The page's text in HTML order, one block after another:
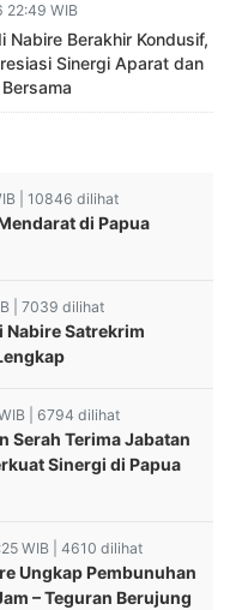
WIB
Nabire Berakhir Kondusif,
Sinergi Aparat dan
| 10846 dilihat
di Papua
| 7039 dilihat
Nabire Satrekrim
| 6794 dilihat
Serah Terima Jabatan
Sinergi di Papua
WIB | 4610 dilihat
Ungkap Pembunuhan
– Teguran Berujung